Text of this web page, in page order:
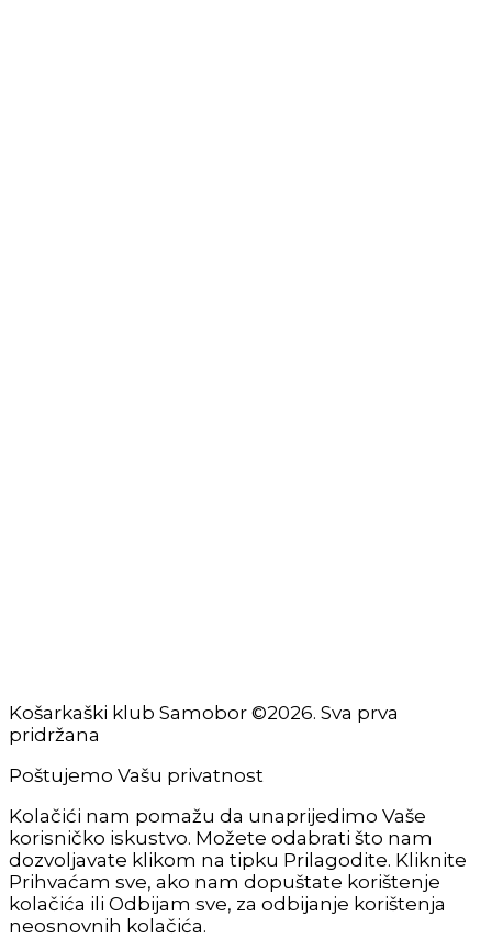
Košarkaški klub Samobor ©2026. Sva prva
pridržana
Poštujemo Vašu privatnost
Kolačići nam pomažu da unaprijedimo Vaše
korisničko iskustvo. Možete odabrati što nam
dozvoljavate klikom na tipku Prilagodite. Kliknite
Prihvaćam sve, ako nam dopuštate korištenje
kolačića ili Odbijam sve, za odbijanje korištenja
neosnovnih kolačića.